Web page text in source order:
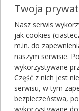
pomaga?
Artykuł
Publikacja: 2024-10-
Srebro koloidalne
wzbogacić
Artykuł
magister
Twoja
Nasz serwis
jak cookies
m.in. do
naszym serwisie.
wykorzystywane
Część z nich jest
serwisu, w tym
bezpieczeństwa,